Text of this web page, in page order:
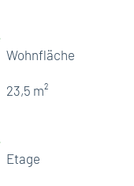
Wohnfläche
23,5 m²
Etage